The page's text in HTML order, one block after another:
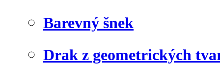
Barevný šnek
Drak z geometrických